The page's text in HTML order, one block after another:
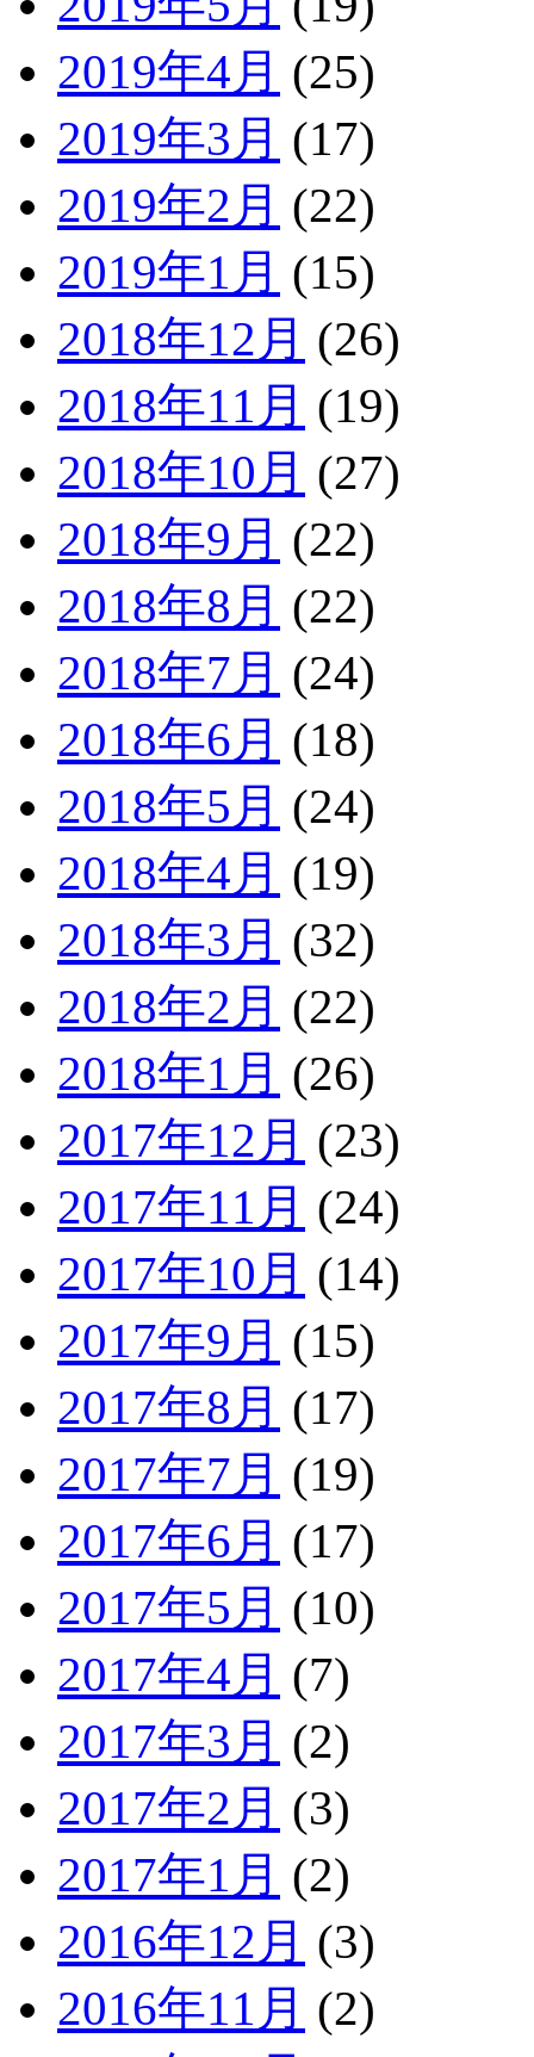
2019年4月 (25)
2019年3月 (17)
2019年2月 (22)
2019年1月 (15)
2018年12月 (26)
2018年11月 (19)
2018年10月 (27)
2018年9月 (22)
2018年8月 (22)
2018年7月 (24)
2018年6月 (18)
2018年5月 (24)
2018年4月 (19)
2018年3月 (32)
2018年2月 (22)
2018年1月 (26)
2017年12月 (23)
2017年11月 (24)
2017年10月 (14)
2017年9月 (15)
2017年8月 (17)
2017年7月 (19)
2017年6月 (17)
2017年5月 (10)
2017年4月 (7)
2017年3月 (2)
2017年2月 (3)
2017年1月 (2)
2016年12月 (3)
2016年11月 (2)